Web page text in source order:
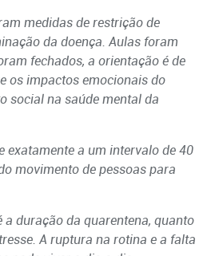
medidas de restrição de
da doença. Aulas foram
fechados, a orientação é de
os impactos emocionais do
social na saúde mental da
exatamente a um intervalo de 40
movimento de pessoas para
duração da quarentena, quanto
A ruptura na rotina e a falta